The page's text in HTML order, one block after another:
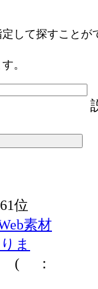
して探すことが
。
61位
素材
ま
(
：